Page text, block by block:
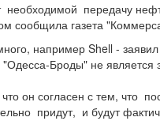
передачу
сообщила газета
например Shell -
Броды" не является
он согласен с тем, что
придут, и будут